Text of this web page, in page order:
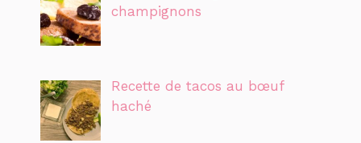
champignons
Recette de tacos au bœuf
haché